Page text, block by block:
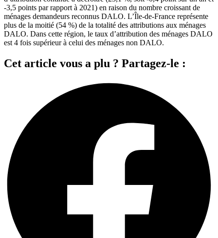
-3,5 points par rapport à 2021) en raison du nombre croissant de
ménages demandeurs reconnus DALO. L’Île-de-France représente
plus de la moitié (54 %) de la totalité des attributions aux ménages
DALO. Dans cette région, le taux d’attribution des ménages DALO
est 4 fois supérieur à celui des ménages non DALO.
Cet article vous a plu ? Partagez-le :